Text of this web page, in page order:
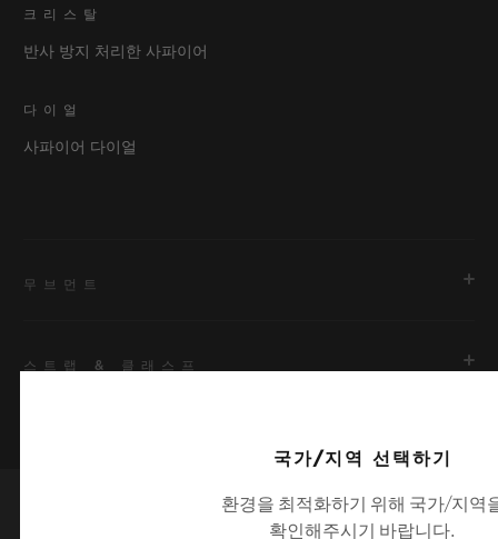
크리스탈
반사 방지 처리한 사파이어
다이얼
사파이어 다이얼
무브먼트
트 및 7개의 줄지어 늘어선 배럴, 파워 리저브 디스플레이 롤
스트랩 & 클래스프
안감 처리된 블랙 스트럭처드 러버 스트랩
국가/지역 선택하기
환경을 최적화하기 위해 국가/지역
확인해주시기 바랍니다.